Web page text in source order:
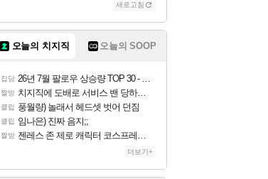
새로고침
오늘의 치지직 오늘의 SOOP
잡담 26년 7월 팔로우 상승량 TOP 30 - 월간 치지직
짤방 치지직에 도배로 서비스 밴 당하는 것도 있었군요
클립 풍월량) 놀래서 헤드셋 벗어 던짐
클립 임나은) 진짜 음지;;
짤방 젠레스 존 제로 캐릭터 코스프레한 꽁주
더보기+